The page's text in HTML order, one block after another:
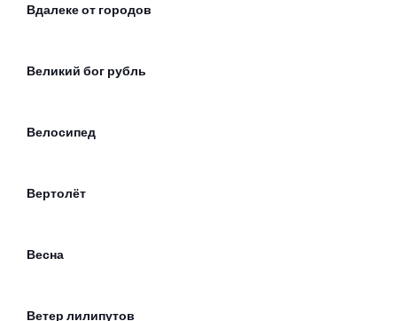
Вдалеке от городов
Великий бог рубль
Велосипед
Вертолёт
Весна
Ветер лилипутов